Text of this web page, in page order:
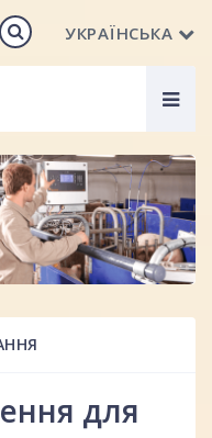
УКРАЇНСЬКА
для